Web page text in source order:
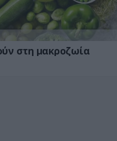
στη μακροζωία